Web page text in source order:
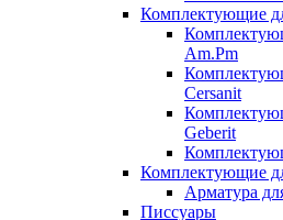
Комплектующие
Am.Pm
Cersanit
Geberit
Комплектующие
Арматура
Писсуары